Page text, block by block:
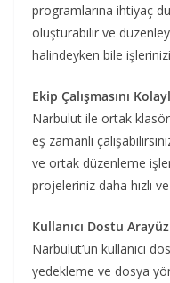
programlarına ihtiyaç
oluşturabilir ve
halindeyken bile
Ekip Çalışmasını
Narbulut ile ortak
eş zamanlı
ve ortak düzenleme
projeleriniz daha hızlı
Kullanıcı Dostu
Narbulut’un kullanıcı
yedekleme ve dosya